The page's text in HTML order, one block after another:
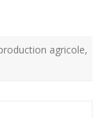
agricole,